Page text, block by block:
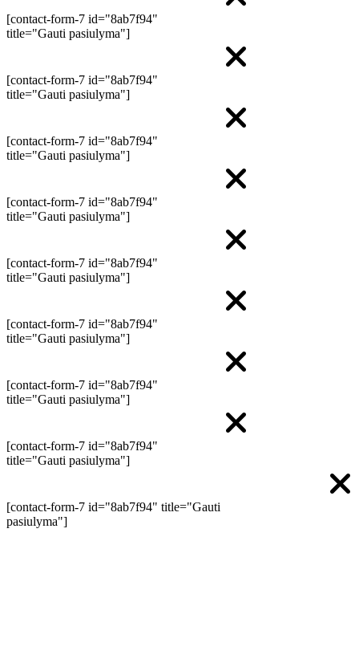
[contact-form-7 id="8ab7f94"
title="Gauti pasiulyma"]
[contact-form-7 id="8ab7f94"
title="Gauti pasiulyma"]
[contact-form-7 id="8ab7f94"
title="Gauti pasiulyma"]
[contact-form-7 id="8ab7f94"
title="Gauti pasiulyma"]
[contact-form-7 id="8ab7f94"
title="Gauti pasiulyma"]
[contact-form-7 id="8ab7f94"
title="Gauti pasiulyma"]
[contact-form-7 id="8ab7f94"
title="Gauti pasiulyma"]
[contact-form-7 id="8ab7f94"
title="Gauti pasiulyma"]
[contact-form-7 id="8ab7f94" title="Gauti
pasiulyma"]